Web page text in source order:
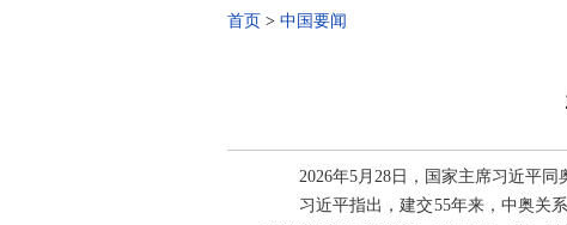
首页 > 中国要闻
2026年5月28日，国家主席习近平
习近平指出，建交55年来，中奥关